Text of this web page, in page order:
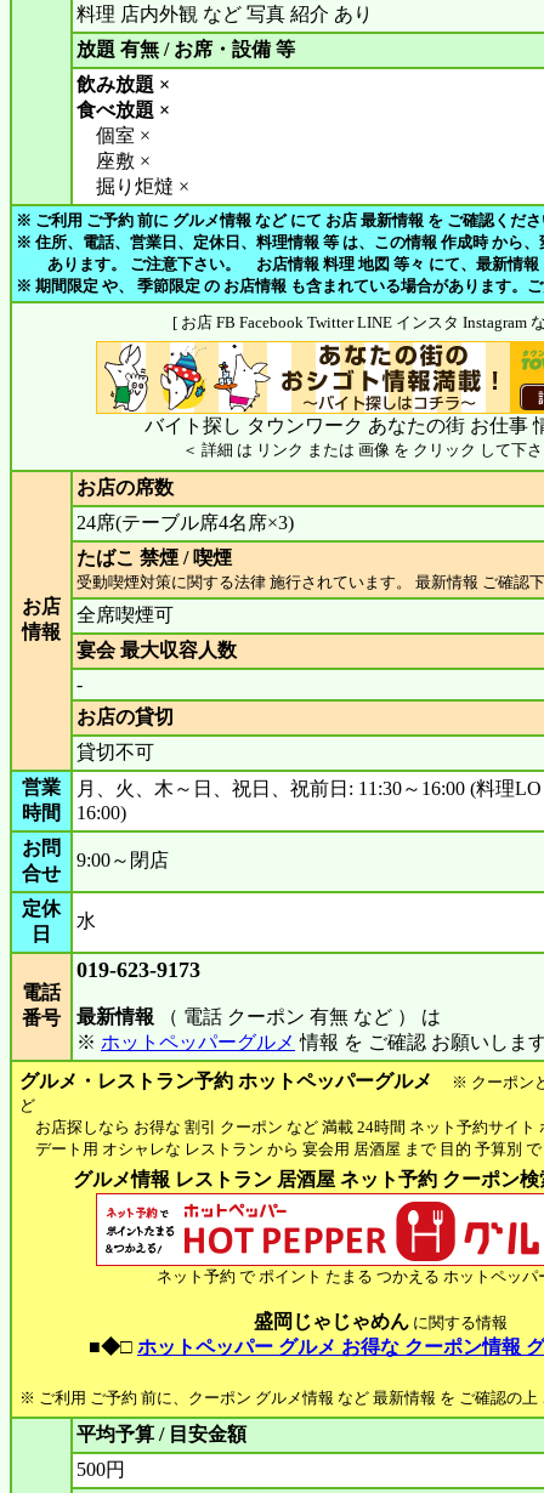
料理 店内外観 など 写真 紹介 あり
放題 有無 / お席・設備 等
飲み放題 ×
食べ放題 ×
個室 ×
座敷 ×
掘り炬燵 ×
※ ご利用 ご予約 前に グルメ情報 など にて お店 最新情報 を ご確認くだ
※ 住所、電話、営業日、定休日、料理情報 等 は、この情報 作成時 から
あります。 ご注意下さい。 お店情報 料理 地図 等々 にて、最新情報
※ 期間限定 や、 季節限定 の お店情報 も含まれている場合があります。
[ お店 FB Facebook Twitter LINE インスタ Instagram
バイト探し タウンワーク あなたの街 お仕事
＜ 詳細 は リンク または 画像 を クリック して下
お店
情報
お店の席数
24席(テーブル席4名席×3)
たばこ 禁煙 / 喫煙
受動喫煙対策に関する法律 施行されています。 最新情報 ご確認
全席喫煙可
宴会 最大収容人数
-
お店の貸切
貸切不可
営業
時間
月、火、木～日、祝日、祝前日: 11:30～16:00 (料理
16:00)
お問
合せ
9:00～閉店
定休
日
水
電話
番号
019-623-9173
最新情報 （ 電話 クーポン 有無 など ） は
※ ホットペッパーグルメ 情報 を ご確認 お願いしま
グルメ・レストラン予約 ホットペッパーグルメ
※ クーポン
ど
お店探しなら お得な 割引 クーポン など 満載 24時間 ネット予約サイト
デート用 オシャレな レストラン から 宴会用 居酒屋 まで 目的 予算別
グルメ情報 レストラン 居酒屋 ネット予約 クーポン
ネット予約 で ポイント たまる つかえる ホットペッパ
盛岡じゃじゃめんに関する情報
■◆□ ホットペッパー グルメ お得な クーポン情報
※ ご利用 ご予約 前に、クーポン グルメ情報 など 最新情報 を ご確認の上
平均予算 / 目安金額
500円